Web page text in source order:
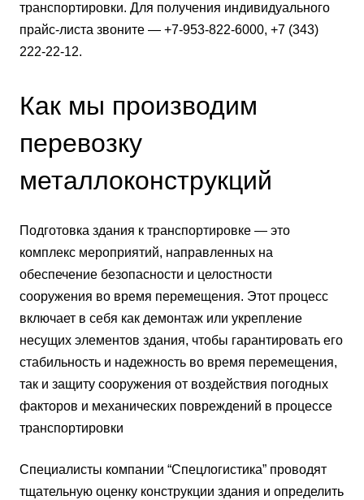
транспортировки. Для получения индивидуального
прайс-листа звоните — +7-953-822-6000, +7 (343)
222-22-12.
Как мы производим
перевозку
металлоконструкций
Подготовка здания к транспортировке — это
комплекс мероприятий, направленных на
обеспечение безопасности и целостности
сооружения во время перемещения. Этот процесс
включает в себя как демонтаж или укрепление
несущих элементов здания, чтобы гарантировать его
стабильность и надежность во время перемещения,
так и защиту сооружения от воздействия погодных
факторов и механических повреждений в процессе
транспортировки
Специалисты компании “Спецлогистика” проводят
тщательную оценку конструкции здания и определить